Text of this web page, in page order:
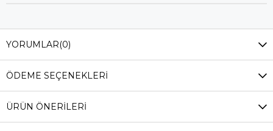
YORUMLAR(0)
ÖDEME SEÇENEKLERI
ÜRÜN ÖNERILERI